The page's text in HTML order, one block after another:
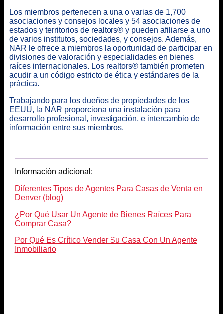
Los miembros pertenecen a una o varias de 1,700
asociaciones y consejos locales y 54 asociaciones de
estados y territorios de realtors® y pueden afiliarse a uno
de varios institutos, sociedades, y consejos. Además,
NAR le ofrece a miembros la oportunidad de participar en
divisiones de valoración y especialidades en bienes
raíces internacionales. Los realtors® también prometen
acudir a un código estricto de ética y estándares de la
práctica.
Trabajando para los dueños de propiedades de los
EEUU, la NAR proporciona una instalación para
desarrollo profesional, investigación, e intercambio de
información entre sus miembros.
Información adicional:
Diferentes Tipos de Agentes Para Casas de Venta en
Denver (blog)
¿Por Qué Usar Un Agente de Bienes Raíces Para
Comprar Casa?
Por Qué Es Crítico Vender Su Casa Con Un Agente
Inmobiliario